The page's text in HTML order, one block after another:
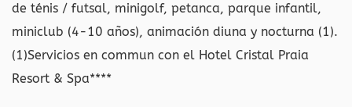
de ténis / futsal, minigolf, petanca, parque infantil,
miniclub (4-10 años), animación diuna y nocturna (1).
(1)Servicios en commun con el Hotel Cristal Praia
Resort & Spa****